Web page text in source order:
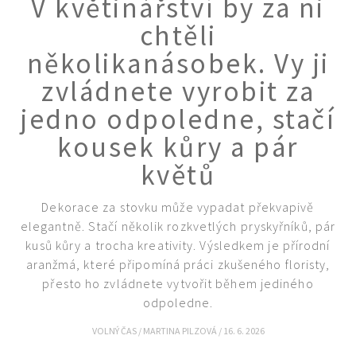
KVÍZY A TESTY
V květinářství by za ni
chtěli
několikanásobek. Vy ji
zvládnete vyrobit za
jedno odpoledne, stačí
kousek kůry a pár
květů
Dekorace za stovku může vypadat překvapivě
elegantně. Stačí několik rozkvetlých pryskyřníků, pár
kusů kůry a trocha kreativity. Výsledkem je přírodní
aranžmá, které připomíná práci zkušeného floristy,
přesto ho zvládnete vytvořit během jediného
odpoledne.
VOLNÝ ČAS / MARTINA PILZOVÁ / 16. 6. 2026